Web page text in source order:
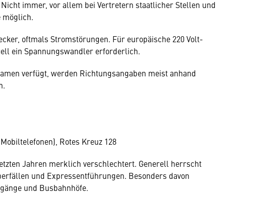
immer, vor allem bei Vertretern staatlicher Stellen und
möglich.
oftmals Stromstörungen. Für europäische 220 Volt-
ein Spannungswandler erforderlich.
verfügt, werden Richtungsangaben meist anhand
Rotes Kreuz 128
Jahren merklich verschlechtert. Generell herrscht
und Expressentführungen. Besonders davon
und Busbahnhöfe.